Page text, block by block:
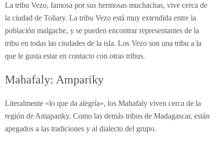
La tribu Vezo, famosa por sus hermosas muchachas, vive cerca de
la ciudad de Toliary. La tribu Vezo está muy extendida entre la
población malgache, y se pueden encontrar representantes de la
tribu en todas las ciudades de la isla. Los Vezo son una tribu a la
que le gusta estar en contacto con otras tribus.
Mahafaly: Ampariky
Literalmente «lo que da alegría», los Mahafaly viven cerca de la
región de Amapariky. Como las demás tribus de Madagascar, están
apegados a las tradiciones y al dialecto del grupo.